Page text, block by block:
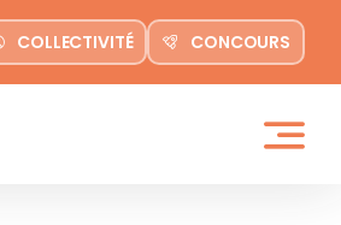
COLLECTIVITÉ CONCOURS